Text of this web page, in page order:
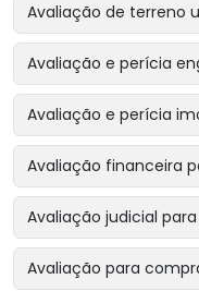
Avaliação de terreno
Avaliação e perícia
Avaliação e perícia
Avaliação financeira
Avaliação judicial
Avaliação para